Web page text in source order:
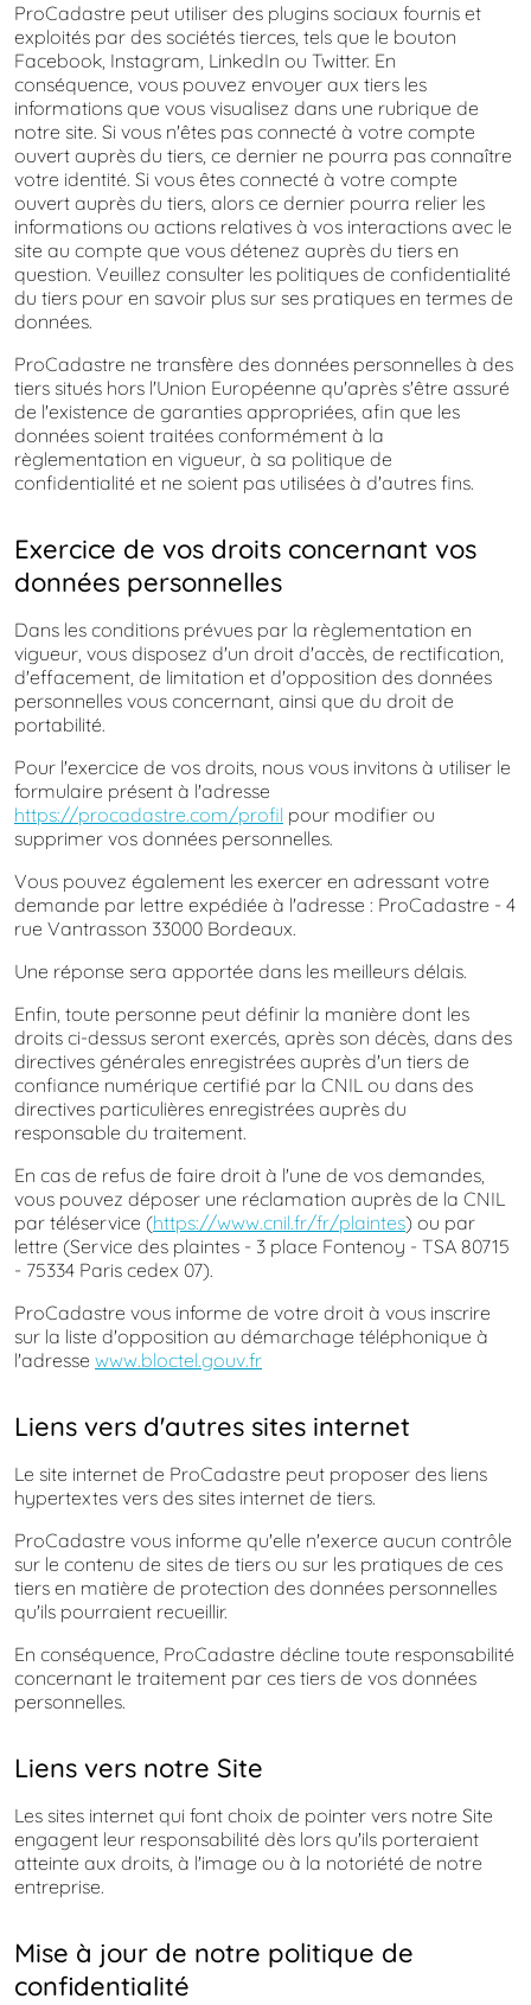
ProCadastre peut utiliser des plugins sociaux fournis et
exploités par des sociétés tierces, tels que le bouton
Facebook, Instagram, LinkedIn ou Twitter. En
conséquence, vous pouvez envoyer aux tiers les
informations que vous visualisez dans une rubrique de
notre site. Si vous n'êtes pas connecté à votre compte
ouvert auprès du tiers, ce dernier ne pourra pas connaître
votre identité. Si vous êtes connecté à votre compte
ouvert auprès du tiers, alors ce dernier pourra relier les
informations ou actions relatives à vos interactions avec le
site au compte que vous détenez auprès du tiers en
question. Veuillez consulter les politiques de confidentialité
du tiers pour en savoir plus sur ses pratiques en termes de
données.
ProCadastre ne transfère des données personnelles à des
tiers situés hors l'Union Européenne qu'après s'être assuré
de l'existence de garanties appropriées, afin que les
données soient traitées conformément à la
règlementation en vigueur, à sa politique de
confidentialité et ne soient pas utilisées à d'autres fins.
Exercice de vos droits concernant vos
données personnelles
Dans les conditions prévues par la règlementation en
vigueur, vous disposez d'un droit d'accès, de rectification,
d'effacement, de limitation et d'opposition des données
personnelles vous concernant, ainsi que du droit de
portabilité.
Pour l'exercice de vos droits, nous vous invitons à utiliser le
formulaire présent à l'adresse
https://procadastre.com/profil pour modifier ou
supprimer vos données personnelles.
Vous pouvez également les exercer en adressant votre
demande par lettre expédiée à l'adresse : ProCadastre - 4
rue Vantrasson 33000 Bordeaux.
Une réponse sera apportée dans les meilleurs délais.
Enfin, toute personne peut définir la manière dont les
droits ci-dessus seront exercés, après son décès, dans des
directives générales enregistrées auprès d'un tiers de
confiance numérique certifié par la CNIL ou dans des
directives particulières enregistrées auprès du
responsable du traitement.
En cas de refus de faire droit à l'une de vos demandes,
vous pouvez déposer une réclamation auprès de la CNIL
par téléservice (https://www.cnil.fr/fr/plaintes) ou par
lettre (Service des plaintes - 3 place Fontenoy - TSA 80715
- 75334 Paris cedex 07).
ProCadastre vous informe de votre droit à vous inscrire
sur la liste d'opposition au démarchage téléphonique à
l'adresse www.bloctel.gouv.fr
Liens vers d'autres sites internet
Le site internet de ProCadastre peut proposer des liens
hypertextes vers des sites internet de tiers.
ProCadastre vous informe qu'elle n'exerce aucun contrôle
sur le contenu de sites de tiers ou sur les pratiques de ces
tiers en matière de protection des données personnelles
qu'ils pourraient recueillir.
En conséquence, ProCadastre décline toute responsabilité
concernant le traitement par ces tiers de vos données
personnelles.
Liens vers notre Site
Les sites internet qui font choix de pointer vers notre Site
engagent leur responsabilité dès lors qu'ils porteraient
atteinte aux droits, à l'image ou à la notoriété de notre
entreprise.
Mise à jour de notre politique de
confidentialité